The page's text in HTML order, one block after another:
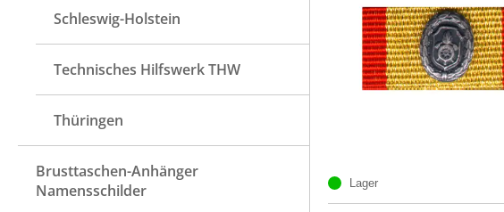
Schleswig-Holstein
Technisches Hilfswerk THW
Thüringen
Brusttaschen-Anhänger
Namensschilder
Lager